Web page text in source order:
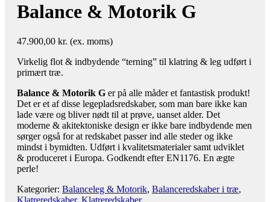
Balance & Motorik G
47.900,00 kr. (ex. moms)
Virkelig flot & indbydende “terning” til klatring & leg udført i
primært træ.
Balance & Motorik G er på alle måder et fantastisk produkt!
Det er et af disse legepladsredskaber, som man bare ikke kan
lade være og bliver nødt til at prøve, uanset alder. Det
moderne & akitektoniske design er ikke bare indbydende men
sørger også for at redskabet passer ind alle steder og ikke
mindst i bymidten. Udført i kvalitetsmaterialer samt udviklet
& produceret i Europa. Godkendt efter EN1176. En ægte
perle!
Kategorier: Balanceleg & Motorik, Balanceredskaber i træ,
Klatreredskaber, Klatreredskaber